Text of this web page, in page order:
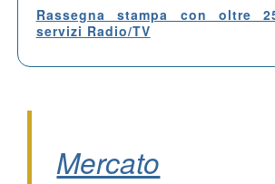
Rassegna stampa con oltre
servizi Radio/TV
Mercato